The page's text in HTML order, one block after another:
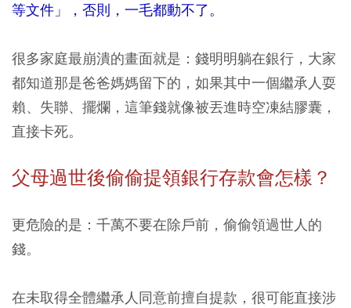
等文件」，否則，一毛都動不了。
很多家庭最崩潰的畫面就是：錢明明躺在銀行，大家
都知道那是爸爸媽媽留下的，如果其中一個繼承人耍
賴、失聯、擺爛，這筆錢就像被丟進時空凍結膠囊，
直接卡死。
父母過世後偷偷提領銀行存款會怎樣？
更危險的是：千萬不要在除戶前，偷偷領過世人的
錢。
在未取得全體繼承人同意前擅自提款，很可能直接涉